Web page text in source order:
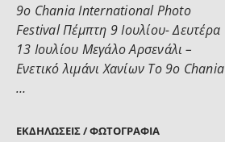
ΕΚΔΗΛΏΣΕΙΣ / ΦΩΤΟΓΡΑΦΊΑ
9ο Chania International Photo
Festival Πέμπτη 9 Ιουλίου- Δευτέρα
13 Ιουλίου Μεγάλο Αρσενάλι –
Ενετικό λιμάνι Χανίων Το 9ο Chania
…